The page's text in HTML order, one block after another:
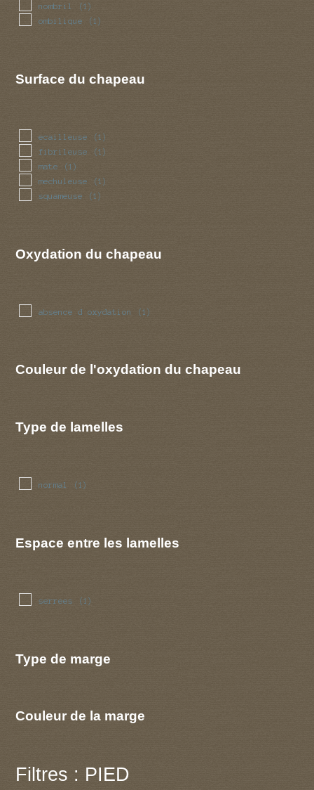
nombril (1)
ombilique (1)
Surface du chapeau
ecailleuse (1)
fibrileuse (1)
mate (1)
mechuleuse (1)
squameuse (1)
Oxydation du chapeau
absence d oxydation (1)
Couleur de l'oxydation du chapeau
Type de lamelles
normal (1)
Espace entre les lamelles
serrees (1)
Type de marge
Couleur de la marge
Filtres : PIED